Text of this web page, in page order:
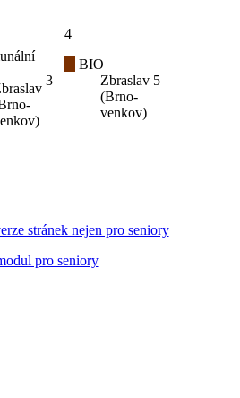
3
4
BIO
Zbraslav
(Brno-
venkov)
5
stránek nejen pro seniory